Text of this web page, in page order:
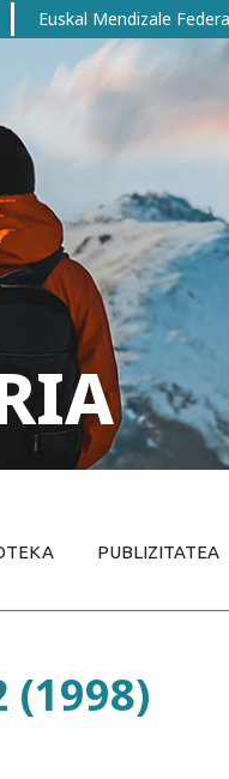
Euskal Mendizale
PUBLIZITATEA
(1998)